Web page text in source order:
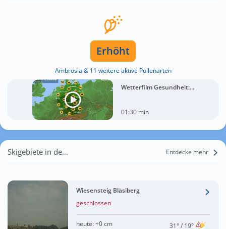
Erhöht
Ambrosia & 11 weitere aktive Pollenarten
Wetterfilm Gesundheit:...
01:30 min
Skigebiete in der Nähe von Weggental Entdecke mehr
Wiesensteig Bläsiberg
geschlossen
heute:+0 cm 31°/ 19°